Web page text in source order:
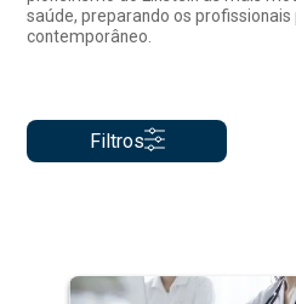
saúde, preparando os
contemporâneo.
Filtros